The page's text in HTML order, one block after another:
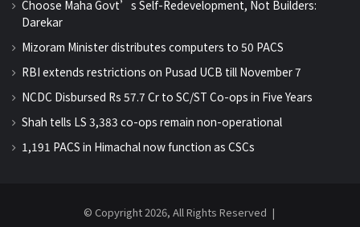
Choose Maha Govt’s Self-Redevelopment, Not Builders:
Darekar
Mizoram Minister distributes computers to 50 PACS
RBI extends restrictions on Pusad UCB till November 7
NCDC Disbursed Rs 57.7 Cr to SC/ST Co-ops in Five Years
Shah tells LS 3,383 co-ops remain non-operational
1,191 PACS in Himachal now function as CSCs
© Copyright 2026, All Rights Reserved |